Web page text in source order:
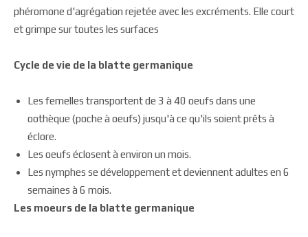
phéromone d'agrégation rejetée avec les excréments. Elle court
et grimpe sur toutes les surfaces
Cycle de vie de la blatte germanique
Les femelles transportent de 3 à 40 oeufs dans une
oothèque (poche à oeufs) jusqu'à ce qu'ils soient prêts à
éclore.
Les oeufs éclosent à environ un mois.
Les nymphes se développement et deviennent adultes en 6
semaines à 6 mois.
Les moeurs de la blatte germanique